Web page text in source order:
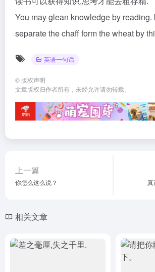
You may glean knowledge by reading.
separate the chaff form the wheat by
英语一句话
© 版权声明
文章版权归作者所有，未经允许请勿转载。
上一篇
你怎么这么说？ 真
相关文章